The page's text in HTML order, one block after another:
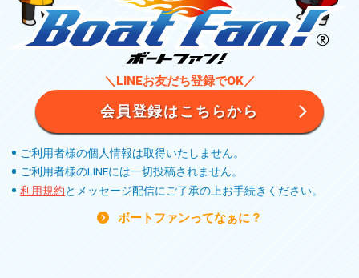
＼LINEお友だち登録でOK／
会員登録はこちらから
ご利用者様の個人情報は取得いたしません。
ご利用者様のLINEには一切投稿されません。
利用規約とメッセージ配信にご了承の上お手続きください。
ボートファンってなぁに？